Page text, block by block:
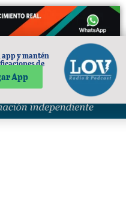
y mantén
de
App